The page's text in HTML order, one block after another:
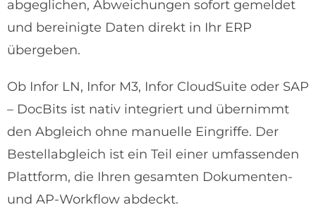
abgeglichen, Abweichungen sofort gemeldet
und bereinigte Daten direkt in Ihr ERP
übergeben.
Ob Infor LN, Infor M3, Infor CloudSuite oder SAP
– DocBits ist nativ integriert und übernimmt
den Abgleich ohne manuelle Eingriffe. Der
Bestellabgleich ist ein Teil einer umfassenden
Plattform, die Ihren gesamten Dokumenten-
und AP-Workflow abdeckt.